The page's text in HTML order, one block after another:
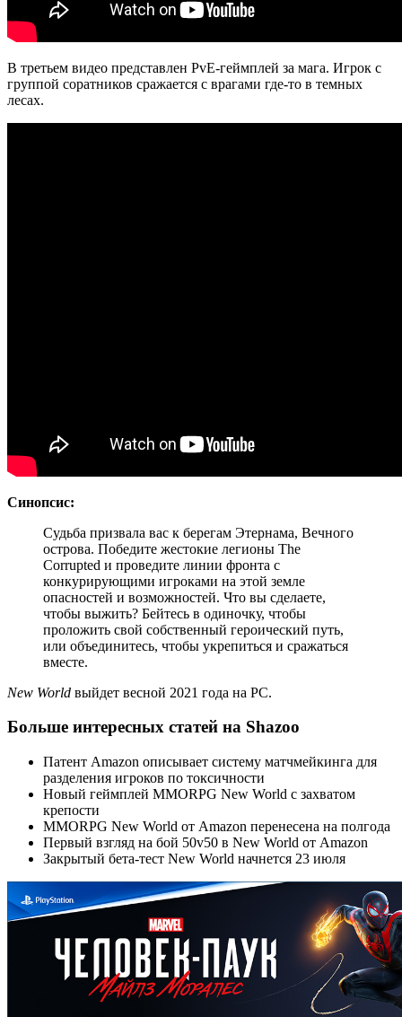
В третьем видео представлен PvE-геймплей за мага. Игрок с
группой соратников сражается с врагами где-то в темных
лесах.
Синопсис:
Судьба призвала вас к берегам Этернама, Вечного
острова. Победите жестокие легионы The
Corrupted и проведите линии фронта с
конкурирующими игроками на этой земле
опасностей и возможностей. Что вы сделаете,
чтобы выжить? Бейтесь в одиночку, чтобы
проложить свой собственный героический путь,
или объединитесь, чтобы укрепиться и сражаться
вместе.
New World выйдет весной 2021 года на PC.
Больше интересных статей на Shazoo
Патент Amazon описывает систему матчмейкинга для
разделения игроков по токсичности
Новый геймплей MMORPG New World с захватом
крепости
MMORPG New World от Amazon перенесена на полгода
Первый взгляд на бой 50v50 в New World от Amazon
Закрытый бета-тест New World начнется 23 июля